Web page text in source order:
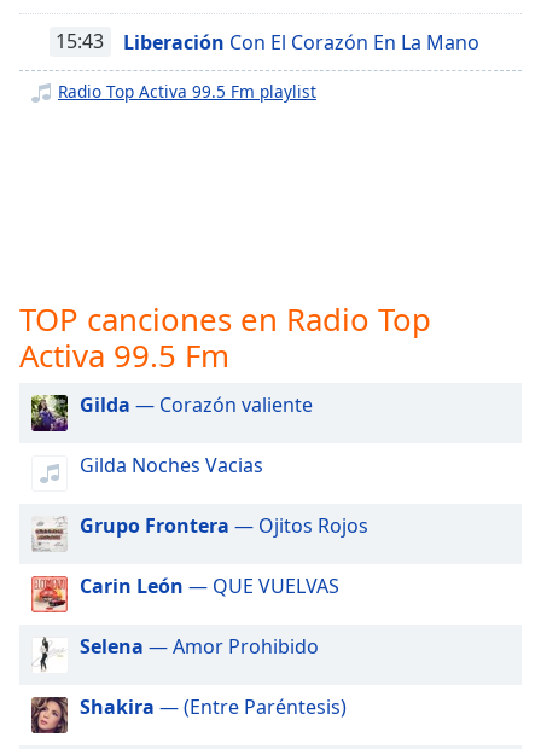
Descriptions
off,
settings
dialog
subtitles
off
selected
Audio
Track
Picture-
in-
Fullscreen
This
modal
window.
15:43 Liberación Con El Corazón En La Mano
Radio Top Activa 99.5 Fm playlist
TOP canciones en Radio Top
Activa 99.5 Fm
Gilda — Corazón valiente
Gilda Noches Vacias
Grupo Frontera — Ojitos Rojos
Carin León — QUE VUELVAS
Selena — Amor Prohibido
Shakira — (Entre Paréntesis)